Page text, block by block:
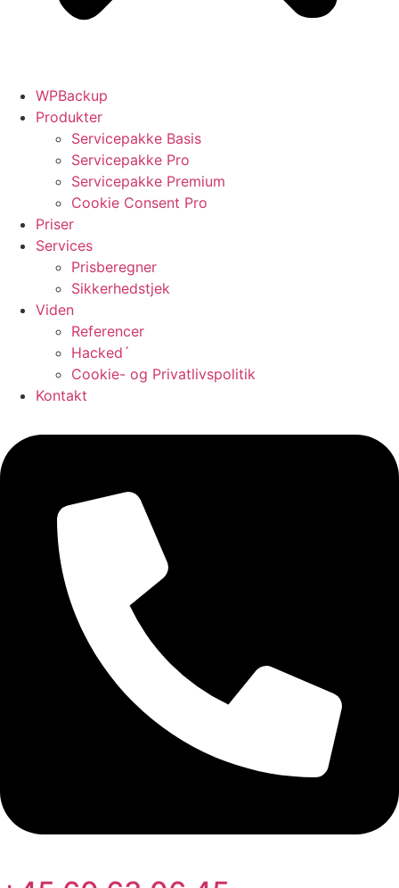
WPBackup
Produkter
Servicepakke Basis
Servicepakke Pro
Servicepakke Premium
Cookie Consent Pro
Priser
Services
Prisberegner
Sikkerhedstjek
Viden
Referencer
Hacked´
Cookie- og Privatlivspolitik
Kontakt